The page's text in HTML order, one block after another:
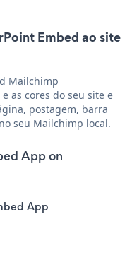
Embed ao site
Mailchimp
as cores do seu site e
postagem, barra
seu Mailchimp local.
App on
App